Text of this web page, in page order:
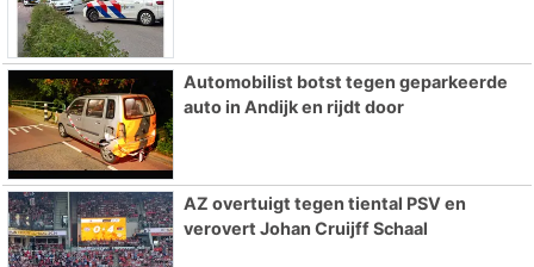
Automobilist botst tegen geparkeerde
auto in Andijk en rijdt door
AZ overtuigt tegen tiental PSV en
verovert Johan Cruijff Schaal